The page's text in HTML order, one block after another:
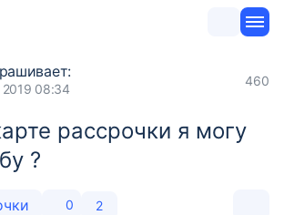
2019 08:34
460
рассрочки я могу
?
0 2